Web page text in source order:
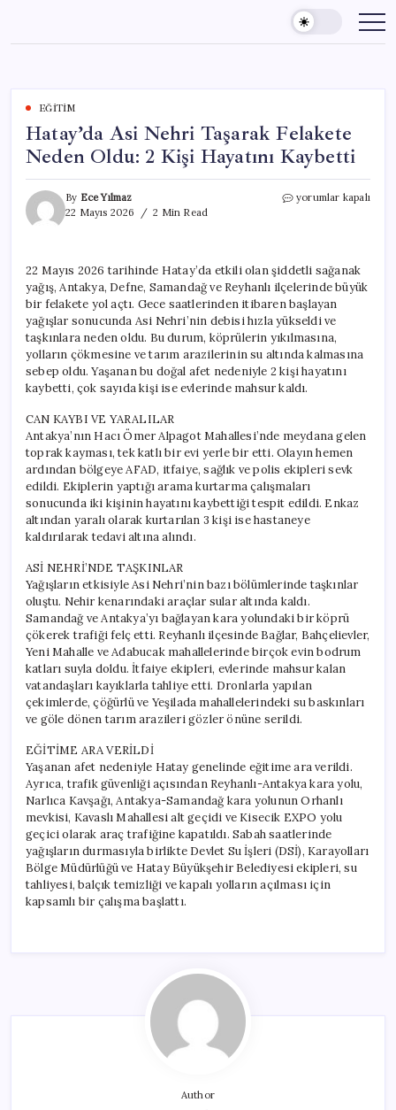
content
EĞITIM
Hatay’da Asi Nehri Taşarak Felakete
Neden Oldu: 2 Kişi Hayatını Kaybetti
By Ece Yılmaz
22 Mayıs 2026
2 Min Read
Hatay’da
Neden
Oldu:
2
Kişi
Kaybetti
için
yorumlar kapalı
22 Mayıs 2026 tarihinde Hatay’da etkili olan şiddetli sağanak
yağış, Antakya, Defne, Samandağ ve Reyhanlı ilçelerinde büyük
bir felakete yol açtı. Gece saatlerinden itibaren başlayan
yağışlar sonucunda Asi Nehri’nin debisi hızla yükseldi ve
taşkınlara neden oldu. Bu durum, köprülerin yıkılmasına,
yolların çökmesine ve tarım arazilerinin su altında kalmasına
sebep oldu. Yaşanan bu doğal afet nedeniyle 2 kişi hayatını
kaybetti, çok sayıda kişi ise evlerinde mahsur kaldı.
CAN KAYBI VE YARALILAR
Antakya’nın Hacı Ömer Alpagot Mahallesi’nde meydana gelen
toprak kayması, tek katlı bir evi yerle bir etti. Olayın hemen
ardından bölgeye AFAD, itfaiye, sağlık ve polis ekipleri sevk
edildi. Ekiplerin yaptığı arama kurtarma çalışmaları
sonucunda iki kişinin hayatını kaybettiği tespit edildi. Enkaz
altından yaralı olarak kurtarılan 3 kişi ise hastaneye
kaldırılarak tedavi altına alındı.
ASİ NEHRİ’NDE TAŞKINLAR
Yağışların etkisiyle Asi Nehri’nin bazı bölümlerinde taşkınlar
oluştu. Nehir kenarındaki araçlar sular altında kaldı.
Samandağ ve Antakya’yı bağlayan kara yolundaki bir köprü
çökerek trafiği felç etti. Reyhanlı ilçesinde Bağlar, Bahçelievler,
Yeni Mahalle ve Adabucak mahallelerinde birçok evin bodrum
katları suyla doldu. İtfaiye ekipleri, evlerinde mahsur kalan
vatandaşları kayıklarla tahliye etti. Dronlarla yapılan
çekimlerde, çöğürlü ve Yeşilada mahallelerindeki su baskınları
ve göle dönen tarım arazileri gözler önüne serildi.
EĞİTİME ARA VERİLDİ
Yaşanan afet nedeniyle Hatay genelinde eğitime ara verildi.
Ayrıca, trafik güvenliği açısından Reyhanlı-Antakya kara yolu,
Narlıca Kavşağı, Antakya-Samandağ kara yolunun Orhanlı
mevkisi, Kavaslı Mahallesi alt geçidi ve Kisecik EXPO yolu
geçici olarak araç trafiğine kapatıldı. Sabah saatlerinde
yağışların durmasıyla birlikte Devlet Su İşleri (DSİ), Karayolları
Bölge Müdürlüğü ve Hatay Büyükşehir Belediyesi ekipleri, su
tahliyesi, balçık temizliği ve kapalı yolların açılması için
kapsamlı bir çalışma başlattı.
Author